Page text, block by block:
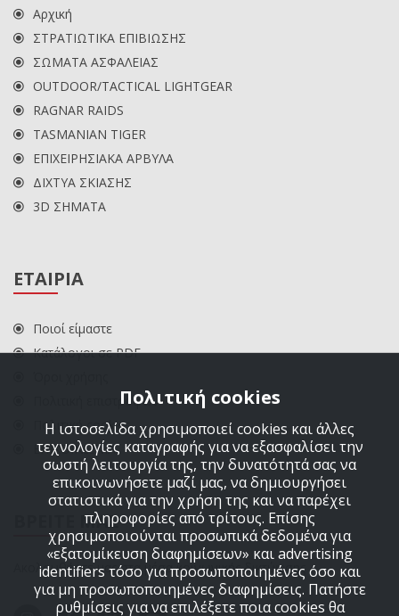
Αρχική
ΣΤΡΑΤΙΩΤΙΚΑ ΕΠΙΒΙΩΣΗΣ
ΣΩΜΑΤΑ ΑΣΦΑΛΕΙΑΣ
OUTDOOR/TACTICAL LIGHTGEAR
RAGNAR RAIDS
TASMANIAN TIGER
ΕΠΙΧΕΙΡΗΣΙΑΚΑ ΑΡΒΥΛΑ
ΔΙΧΤΥΑ ΣΚΙΑΣΗΣ
3D ΣΗΜΑΤΑ
ΕΤΑΙΡΙΑ
Ποιοί είμαστε
Κατάλογοι σε PDF
Πολιτική επιστροφών
Πολιτική cookies
ΕΠΙΚΟΙΝΩΝΙΑ
ΒΡΕΙΤΕ ΜΑΣ
Ακολουθήστε μας στα μέσα κοινωνικής δικτύωσης
Πολιτική cookies
Η ιστοσελίδα χρησιμοποιεί cookies και άλλες
τεχνολογίες καταγραφής για να εξασφαλίσει την
σωστή λειτουργία της, την δυνατότητά σας να
επικοινωνήσετε μαζί μας, να δημιουργήσει
στατιστικά για την χρήση της και να παρέχει
πληροφορίες από τρίτους. Επίσης
χρησιμοποιούνται προσωπικά δεδομένα για
«εξατομίκευση διαφημίσεων» και advertising
identifiers τόσο για προσωποποιημένες όσο και
για μη προσωποποιημένες διαφημίσεις. Πατήστε
ρυθμίσεις για να επιλέξετε ποια cookies θα